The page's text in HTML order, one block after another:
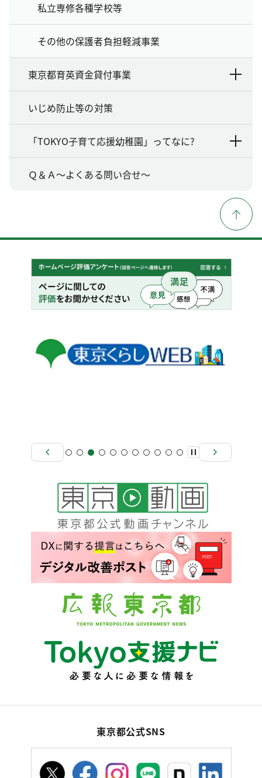
私立専修各種学校等
その他の保護者負担軽減事業
東京都育英資金貸付事業
いじめ防止等の対策
「TOKYO子育て応援幼稚園」ってなに?
Ｑ＆Ａ～よくある問い合せ～
東京都公式SNS